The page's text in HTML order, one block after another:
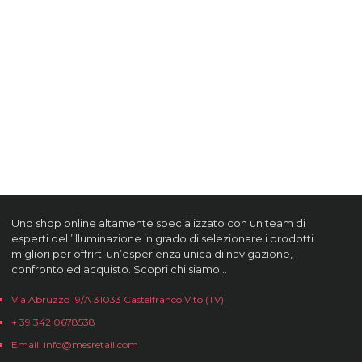
Uno shop online altamente specializzato con un team di
esperti dell’illuminazione in grado di selezionare i prodotti
migliori per offrirti un’esperienza unica di navigazione,
confronto ed acquisto. Scopri chi siamo…
Via Abruzzo 19/A 31033 Castelfranco V.to (TV)
+ 39 342 0678538
Email: info@mesretail.com